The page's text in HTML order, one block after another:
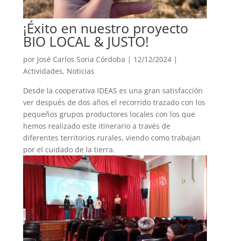
¡Éxito en nuestro proyecto
BIO LOCAL & JUSTO!
por José Carlos Soria Córdoba | 12/12/2024 |
Actividades, Noticias
Desde la cooperativa IDEAS es una gran satisfacción
ver después de dos años el recorrido trazado con los
pequeños grupos productores locales con los que
hemos realizado este itinerario a través de
diferentes territorios rurales, viendo como trabajan
por el cuidado de la tierra.